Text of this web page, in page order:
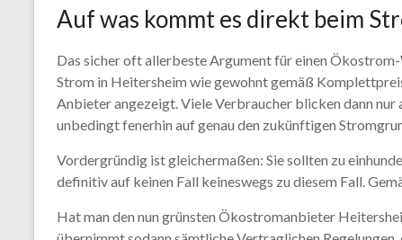
Auf was kommt es direkt beim
Das sicher oft allerbeste Argument für einen
Strom in Heitersheim wie gewohnt gemäß
Anbieter angezeigt. Viele Verbraucher blicken dann
unbedingt fenerhin auf genau den zukünftigen
Vordergründig ist gleichermaßen: Sie sollten zu
definitiv auf keinen Fall keineswegs zu diesem Fall.
Hat man den nun grünsten Ökostromanbieter